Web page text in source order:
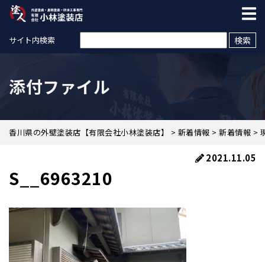
サイト内検索
添付ファイル
香川県の外壁塗装店【有限会社小林塗装店】 > 新着情報 > 新着情報 >
2021.11.05
S__6963210